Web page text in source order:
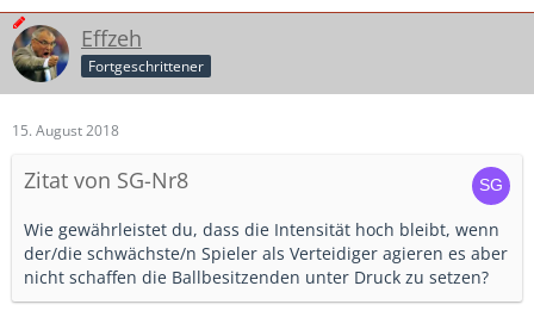
Effzeh
Fortgeschrittener
15. August 2018
Zitat von SG-Nr8
Wie gewährleistet du, dass die Intensität hoch bleibt, wenn
der/die schwächste/n Spieler als Verteidiger agieren es aber
nicht schaffen die Ballbesitzenden unter Druck zu setzen?